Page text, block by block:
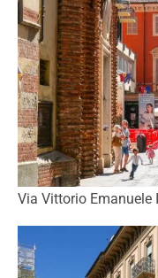
Via Vittorio Emanuele